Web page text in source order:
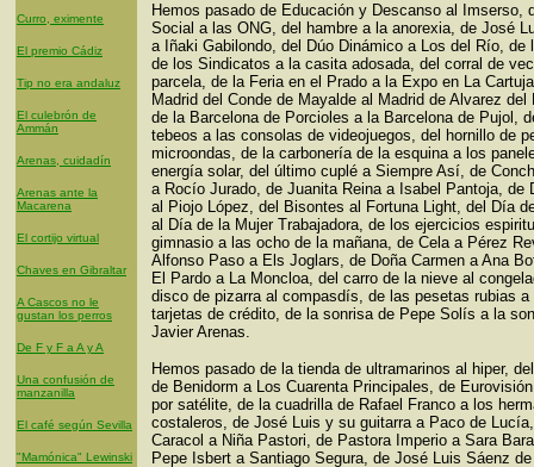
Curro, eximente
El premio Cádiz
Tip no era andaluz
El culebrón de
Ammán
Arenas, cuidadín
Arenas ante la
Macarena
El cortijo virtual
Chaves en Gibraltar
A Cascos no le
gustan los perros
De F y F a A y A
Una confusión de
manzanilla
El café según Sevilla
"Mamónica" Lewinski
Hemos pasado de Educación y Descanso al Imserso,
Social a las ONG, del hambre a la anorexia, de José
a Iñaki Gabilondo, del Dúo Dinámico a Los del Río, de
de los Sindicatos a la casita adosada, del corral de
parcela, de la Feria en el Prado a la Expo en La
Madrid del Conde de Mayalde al Madrid de Alvarez del
de la Barcelona de Porcioles a la Barcelona de Pujol,
tebeos a las consolas de videojuegos, del hornillo de
microondas, de la carbonería de la esquina a los
energía solar, del último cuplé a Siempre Así, de
a Rocío Jurado, de Juanita Reina a Isabel Pantoja, de
al Piojo López, del Bisontes al Fortuna Light, del Día
al Día de la Mujer Trabajadora, de los ejercicios
gimnasio a las ocho de la mañana, de Cela a Pérez
Alfonso Paso a Els Joglars, de Doña Carmen a Ana
El Pardo a La Moncloa, del carro de la nieve al
disco de pizarra al compasdís, de las pesetas rubias a
tarjetas de crédito, de la sonrisa de Pepe Solís a la
Javier Arenas.
Hemos pasado de la tienda de ultramarinos al hiper,
de Benidorm a Los Cuarenta Principales, de
por satélite, de la cuadrilla de Rafael Franco a los
costaleros, de José Luis y su guitarra a Paco de
Caracol a Niña Pastori, de Pastora Imperio a Sara
Pepe Isbert a Santiago Segura, de José Luis Sáenz